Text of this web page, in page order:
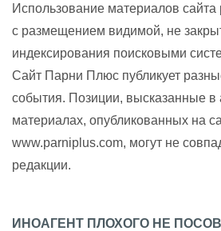
Использование материалов сайта
с размещением видимой, не
индексирования поисковыми
Сайт Парни Плюс публикует
события. Позиции, высказанные в
материалах, опубликованных на
www.parniplus.com, могут не
редакции.
ИНОАГЕНТ ПЛОХОГО НЕ